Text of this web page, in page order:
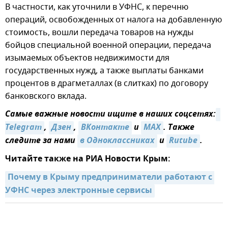
В частности, как уточнили в УФНС, к перечню
операций, освобожденных от налога на добавленную
стоимость, вошли передача товаров на нужды
бойцов специальной военной операции, передача
изымаемых объектов недвижимости для
государственных нужд, а также выплаты банками
процентов в драгметаллах (в слитках) по договору
банковского вклада.
Самые важные новости ищите в наших соцсетях:
Telegram, Дзен, ВКонтакте и MAX. Также
следите за нами в Одноклассниках и Rutube.
Читайте также на РИА Новости Крым:
Почему в Крыму предприниматели работают с
УФНС через электронные сервисы